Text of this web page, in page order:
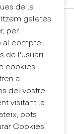
de la
galetes
per
al compte
de l'usuari.
cookies
a
del vostre
visitant la
pots
Cookies”.